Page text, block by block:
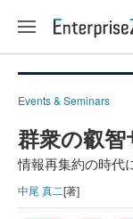
Events & Seminars
群衆の叡
情報再集約の時代
中尾 真二[著]